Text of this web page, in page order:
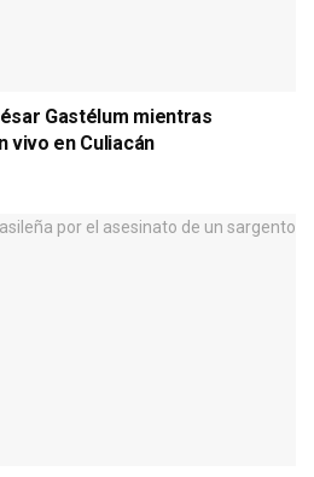
Gastélum mientras
vivo en Culiacán